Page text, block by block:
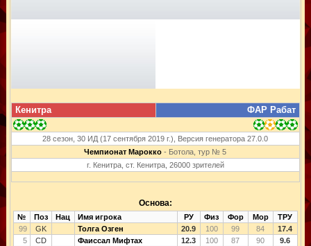
Кенитра ФАР Рабат
28 сезон, 30 ИД (17 сентября 2019 г.), Версия генератора 27.0.0
Чемпионат Марокко - Ботола, тур № 5
г. Кенитра, ст. Кенитра, 26000 зрителей
Основа:
№ Поз Нац Имя игрока РУ Физ Фор Мор
ТРУ
99
GK Толга Озген 20.9 100 99 84
17.4
5
CD Фаиссал Мифтах 12.3 100 87 90
9.6